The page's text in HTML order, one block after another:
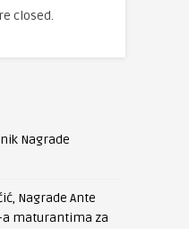
closed.
Nagrade
Nagrade Ante
a maturantima za